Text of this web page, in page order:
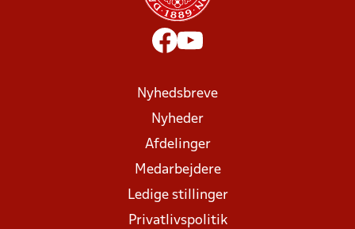
Nyhedsbreve
Nyheder
Afdelinger
Medarbejdere
Ledige stillinger
Privatlivspolitik